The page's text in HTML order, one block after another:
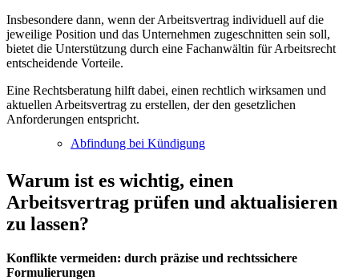
Abfindung bei Kündigung
Insbesondere dann, wenn der Arbeitsvertrag individuell auf die
jeweilige Position und das Unternehmen zugeschnitten sein soll,
bietet die Unterstützung durch eine Fachanwältin für Arbeitsrecht
entscheidende Vorteile.
Eine Rechtsberatung hilft dabei, einen rechtlich wirksamen und
aktuellen Arbeitsvertrag zu erstellen, der den gesetzlichen
Anforderungen entspricht.
Warum ist es wichtig, einen
Arbeitsvertrag prüfen und aktualisieren
zu lassen?
Konflikte vermeiden: durch präzise und rechtssichere
Formulierungen